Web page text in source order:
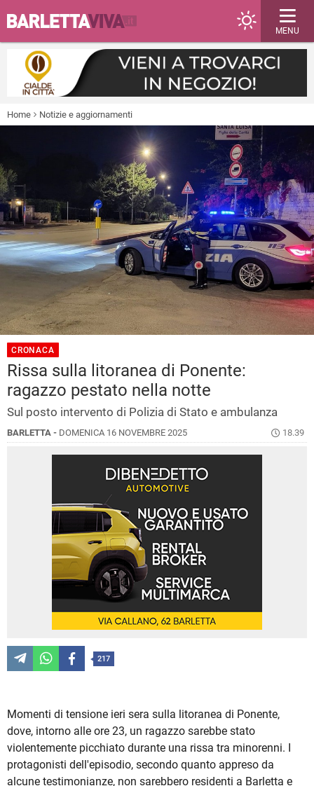
MENU
Home Notizie e aggiornamenti
CRONACA
Rissa sulla litoranea di Ponente:
ragazzo pestato nella notte
Sul posto intervento di Polizia di Stato e ambulanza
BARLETTA - DOMENICA 16 NOVEMBRE 2025 18.39
217
Momenti di tensione ieri sera sulla litoranea di Ponente,
dove, intorno alle ore 23, un ragazzo sarebbe stato
violentemente picchiato durante una rissa tra minorenni. I
protagonisti dell'episodio, secondo quanto appreso da
alcune testimonianze, non sarebbero residenti a Barletta e